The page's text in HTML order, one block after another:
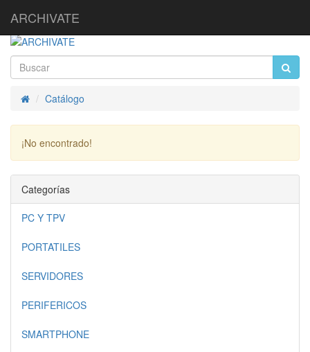
ARCHIVATE
InicioCatálogo
¡No encontrado!
Categorías
PC Y TPV
PORTATILES
SERVIDORES
PERIFERICOS
SMARTPHONE